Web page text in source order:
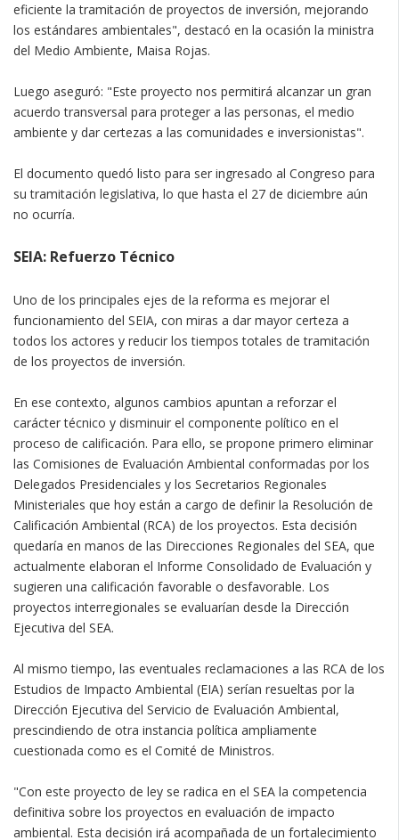
eficiente la tramitación de proyectos de inversión, mejorando
los estándares ambientales", destacó en la ocasión la ministra
del Medio Ambiente, Maisa Rojas.
Luego aseguró: "Este proyecto nos permitirá alcanzar un gran
acuerdo transversal para proteger a las personas, el medio
ambiente y dar certezas a las comunidades e inversionistas".
El documento quedó listo para ser ingresado al Congreso para
su tramitación legislativa, lo que hasta el 27 de diciembre aún
no ocurría.
SEIA: Refuerzo Técnico
Uno de los principales ejes de la reforma es mejorar el
funcionamiento del SEIA, con miras a dar mayor certeza a
todos los actores y reducir los tiempos totales de tramitación
de los proyectos de inversión.
En ese contexto, algunos cambios apuntan a reforzar el
carácter técnico y disminuir el componente político en el
proceso de calificación. Para ello, se propone primero eliminar
las Comisiones de Evaluación Ambiental conformadas por los
Delegados Presidenciales y los Secretarios Regionales
Ministeriales que hoy están a cargo de definir la Resolución de
Calificación Ambiental (RCA) de los proyectos. Esta decisión
quedaría en manos de las Direcciones Regionales del SEA, que
actualmente elaboran el Informe Consolidado de Evaluación y
sugieren una calificación favorable o desfavorable. Los
proyectos interregionales se evaluarían desde la Dirección
Ejecutiva del SEA.
Al mismo tiempo, las eventuales reclamaciones a las RCA de los
Estudios de Impacto Ambiental (EIA) serían resueltas por la
Dirección Ejecutiva del Servicio de Evaluación Ambiental,
prescindiendo de otra instancia política ampliamente
cuestionada como es el Comité de Ministros.
"Con este proyecto de ley se radica en el SEA la competencia
definitiva sobre los proyectos en evaluación de impacto
ambiental. Esta decisión irá acompañada de un fortalecimiento